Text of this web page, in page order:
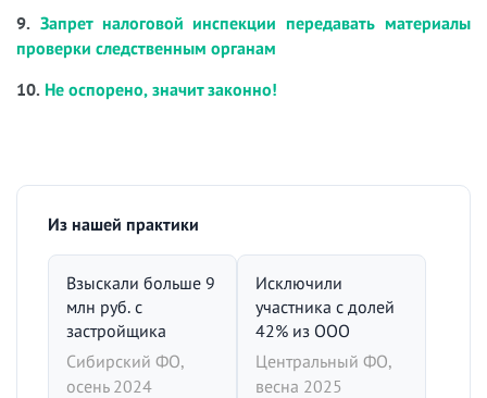
9. Запрет налоговой инспекции передавать материалы
проверки следственным органам
10. Не оспорено, значит законно!
Из нашей практики
Взыскали больше 9
млн руб. с
застройщика
Сибирский ФО,
осень 2024
Исключили
участника с долей
42% из ООО
Центральный ФО,
весна 2025